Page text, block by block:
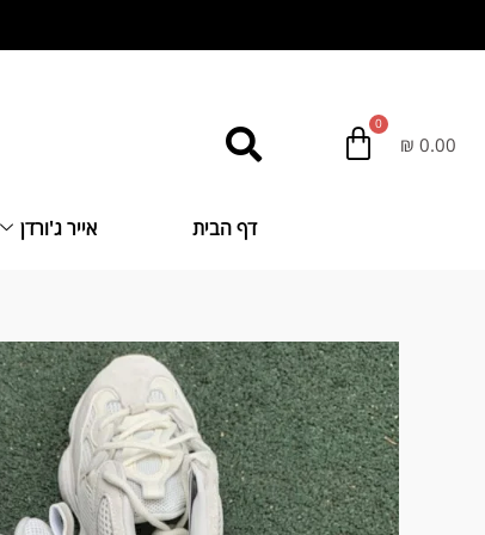
לתוכן
₪ 0.00
דף הבית אייר ג'ורדן